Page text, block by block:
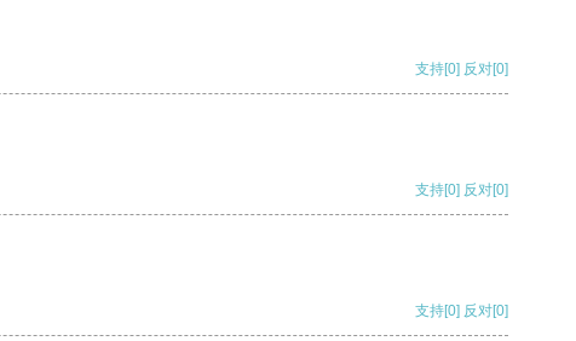
支持[0] 反对[0]
支持[0] 反对[0]
支持[0] 反对[0]